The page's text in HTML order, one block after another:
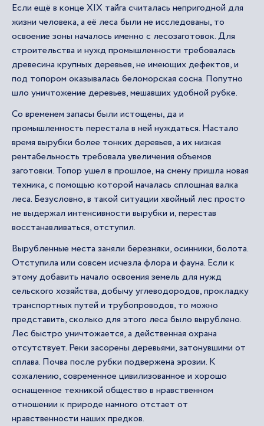
Если ещё в конце XIX тайга считалась непригодной для
жизни человека, а её леса были не исследованы, то
освоение зоны началось именно с лесозаготовок. Для
строительства и нужд промышленности требовалась
древесина крупных деревьев, не имеющих дефектов, и
под топором оказывалась беломорская сосна. Попутно
шло уничтожение деревьев, мешавших удобной рубке.
Со временем запасы были истощены, да и
промышленность перестала в ней нуждаться. Настало
время вырубки более тонких деревьев, а их низкая
рентабельность требовала увеличения объемов
заготовки. Топор ушел в прошлое, на смену пришла новая
техника, с помощью которой началась сплошная валка
леса. Безусловно, в такой ситуации хвойный лес просто
не выдержал интенсивности вырубки и, перестав
восстанавливаться, отступил.
Вырубленные места заняли березняки, осинники, болота.
Отступила или совсем исчезла флора и фауна. Если к
этому добавить начало освоения земель для нужд
сельского хозяйства, добычу углеводородов, прокладку
транспортных путей и трубопроводов, то можно
представить, сколько для этого леса было вырублено.
Лес быстро уничтожается, а действенная охрана
отсутствует. Реки засорены деревьями, затонувшими от
сплава. Почва после рубки подвержена эрозии. К
сожалению, современное цивилизованное и хорошо
оснащенное техникой общество в нравственном
отношении к природе намного отстает от
нравственности наших предков.